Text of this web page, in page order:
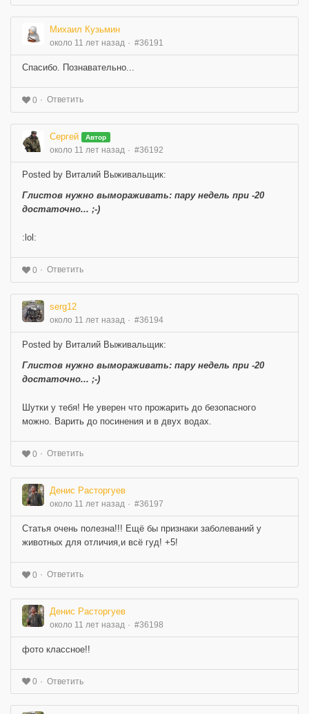
Михаил Кузьмин
около 11 лет назад #36191
Спасибо. Познавательно...
0 Ответить
Сергей Автор
около 11 лет назад #36192
Posted by Виталий Выживальщик:
Глистов нужно вымораживать: пару недель при -20
достаточно... ;-)
:lol:
0 Ответить
serg12
около 11 лет назад #36194
Posted by Виталий Выживальщик:
Глистов нужно вымораживать: пару недель при -20
достаточно... ;-)
Шутки у тебя! Не уверен что прожарить до безопасного
можно. Варить до посинения и в двух водах.
0 Ответить
Денис Расторгуев
около 11 лет назад #36197
Статья очень полезна!!! Ещё бы признаки заболеваний у
животных для отличия,и всё гуд! +5!
0 Ответить
Денис Расторгуев
около 11 лет назад #36198
фото классное!!
0 Ответить